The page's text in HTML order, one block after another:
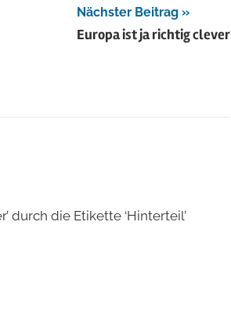
Nächster Beitrag
Europa ist ja richtig clever
durch die Etikette ‘Hinterteil’